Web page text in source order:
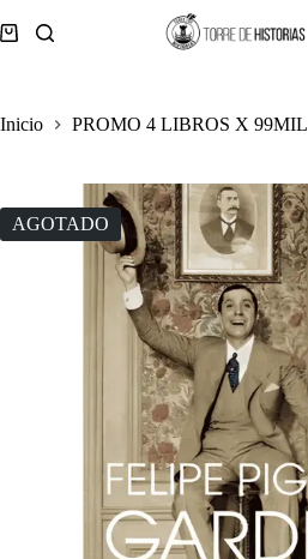
al
Carro
Inicio
PROMO 4 LIBROS X 99MIL
AGOTADO